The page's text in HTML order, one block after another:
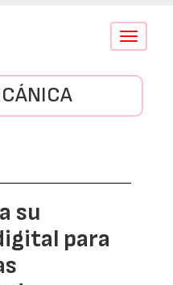
Conmutar
su
para